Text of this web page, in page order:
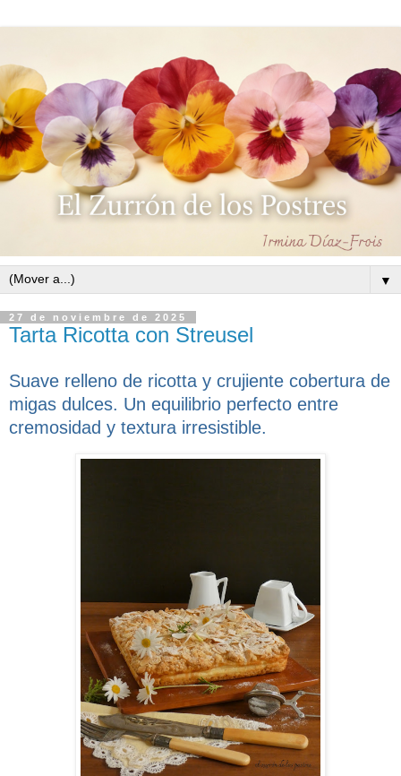
▼
27 de noviembre de 2025
Tarta Ricotta con Streusel
Suave relleno de ricotta y crujiente cobertura de
migas dulces. Un equilibrio perfecto entre
cremosidad y textura irresistible.